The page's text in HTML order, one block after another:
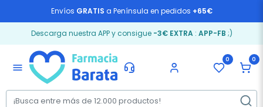
Envíos GRATIS a Península en pedidos +65€
Descarga nuestra APP y consigue -3€ EXTRA: APP-FB ;)
menu
0 0